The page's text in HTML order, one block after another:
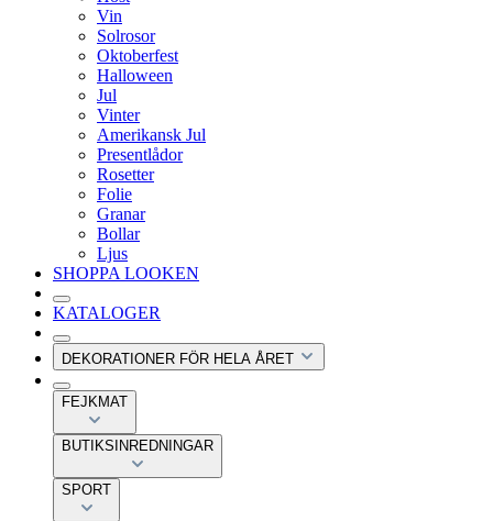
Vin
Solrosor
Oktoberfest
Halloween
Jul
Vinter
Amerikansk Jul
Presentlådor
Rosetter
Folie
Granar
Bollar
Ljus
SHOPPA LOOKEN
KATALOGER
DEKORATIONER FÖR HELA ÅRET
FEJKMAT
BUTIKSINREDNINGAR
SPORT